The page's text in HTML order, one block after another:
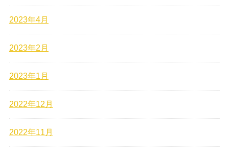
2023年4月
2023年2月
2023年1月
2022年12月
2022年11月